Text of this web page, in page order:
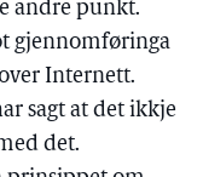
andre punkt.
gjennomføringa
Internett.
sagt at det ikkje
det.